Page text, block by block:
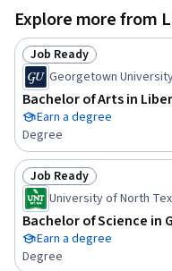
interface
- Consolidando
       https://www.coursera.org/learn/consolidando-empresas
- Marketing Digital
       https://www.coursera.org/learn/estrategia-marketing-
digital
- Marketing e vendas
https://
Explore more from
Status: Job Ready
Job Ready
Georgetown
Bachelor of Arts in
Earn a degree
Degree
Status: Job Ready
Job Ready
University of North
Bachelor of Science in
Earn a degree
Degree